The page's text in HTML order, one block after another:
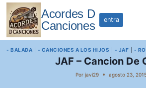
Saltar
contenido
Acordes D
Canciones
entra
- BALADA - CANCIONES A LOS HIJOS - JAF -
JAF – Cancion De
Por javi29 agosto 23,